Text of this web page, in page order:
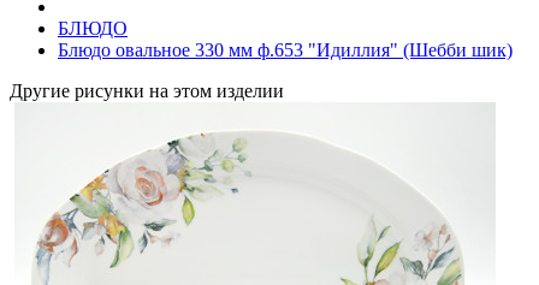
БЛЮДО
Блюдо овальное 330 мм ф.653 "Идиллия" (Шебби шик)
Другие рисунки на этом изделии